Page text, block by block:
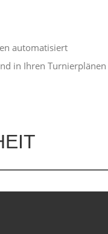
automatisiert
in Ihren Turnierplänen